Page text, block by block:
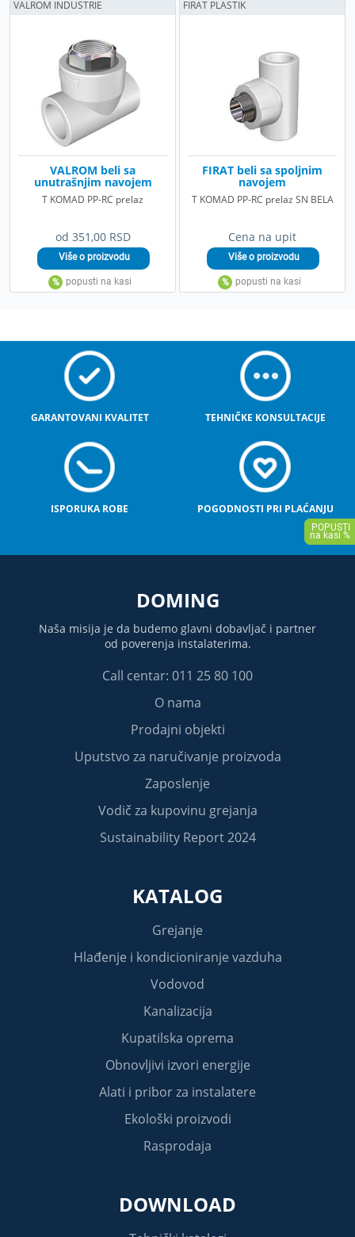
od 351,00 RSD
VALROM beli sa
unutrašnjim navojem
T KOMAD PP-RC prelaz
VALROM INDUSTRIE
Cena na upit
FIRAT beli sa spoljnim
navojem
T KOMAD PP-RC prelaz SN BELA
FIRAT PLASTIK
GARANTOVANI KVALITET TEHNIČKE KONSULTACIJE
ISPORUKA ROBE POGODNOSTI PRI PLAĆANJU
DOMING
Naša misija je da budemo glavni dobavljač i partner
od poverenja instalaterima.
Call centar: 011 25 80 100
O nama
Prodajni objekti
Uputstvo za naručivanje proizvoda
Zaposlenje
Vodič za kupovinu grejanja
Sustainability Report 2024
KATALOG
Grejanje
Hlađenje i kondicioniranje vazduha
Vodovod
Kanalizacija
Kupatilska oprema
Obnovljivi izvori energije
Alati i pribor za instalatere
Ekološki proizvodi
Rasprodaja
DOWNLOAD